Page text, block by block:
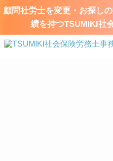
顧問社労士を変更・お探し
績を持つTSUMIKI社